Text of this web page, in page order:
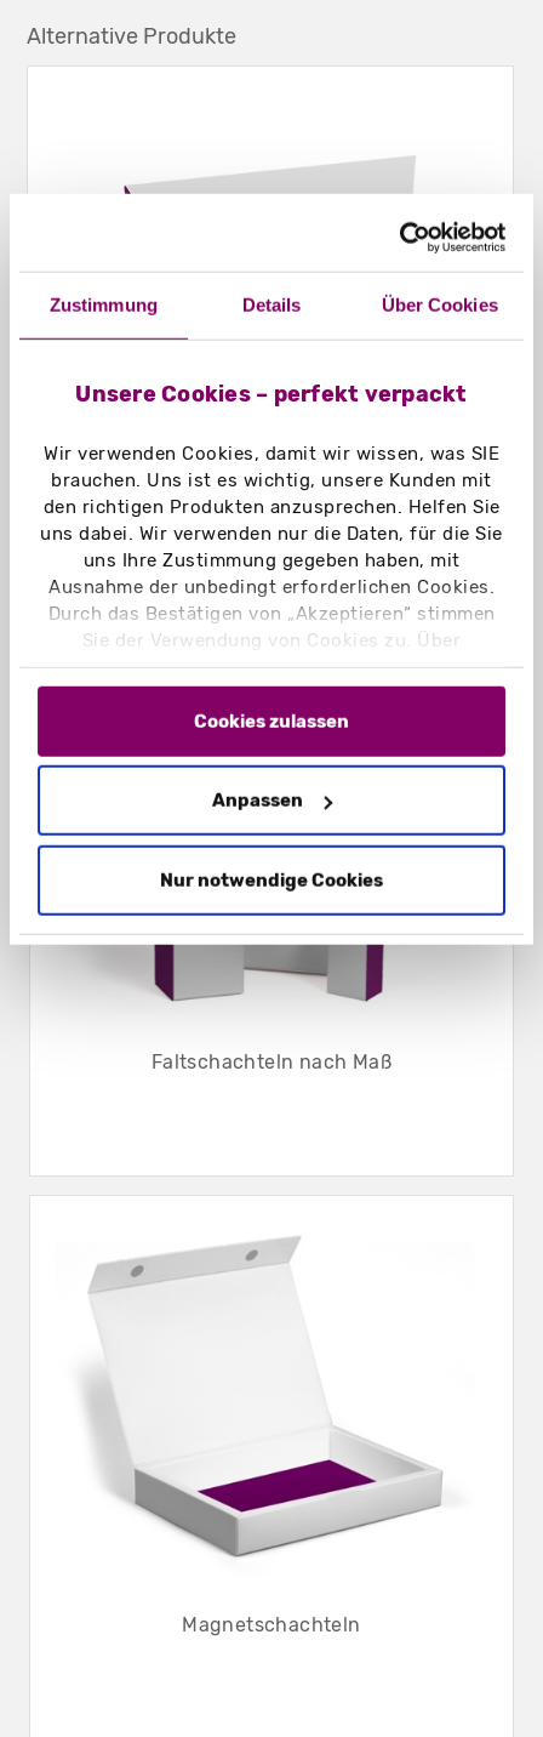
Zustimmung Details Über Cookies
Unsere Cookies – perfekt verpackt
Wir verwenden Cookies, damit wir wissen, was SIE
brauchen. Uns ist es wichtig, unsere Kunden mit
den richtigen Produkten anzusprechen. Helfen Sie
uns dabei. Wir verwenden nur die Daten, für die Sie
uns Ihre Zustimmung gegeben haben, mit
Ausnahme der unbedingt erforderlichen Cookies.
Durch das Bestätigen von „Akzeptieren“ stimmen
Sie der Verwendung von Cookies zu. Über
„Einstellungen“ können Sie auswählen, welche
Cookies Sie zulassen. Hier finden Sie unser
und unsereDatenschutzerklärung
Cookies zulassen
Anpassen
Nur notwendige Cookies
Alternative Produkte
Kissenschachteln
Faltschachteln nach Maß
Magnetschachteln